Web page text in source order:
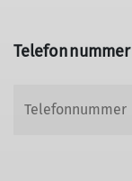
Telefonnummer